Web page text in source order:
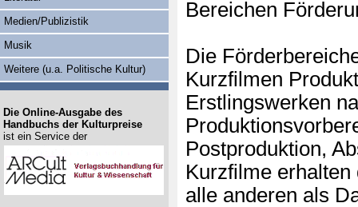
Bereichen
Die
Kurzfilmen
Erstlingswerken
Postproduktion,
Kurzfilme
alle anderen als
Medien/Publizistik
Musik
Weitere (u.a. Politische Kultur)
Die Online-Ausgabe des
Handbuchs der Kulturpreise
ist ein Service der